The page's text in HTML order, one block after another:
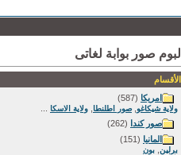
ألبوم صور بوابة لغاتى
الأقسام
امريكا (587)
ولاية شيكاغو صور اطلنطا ولاية الاسكا
صور كندا (262)
المانيا (151)
برلين بون